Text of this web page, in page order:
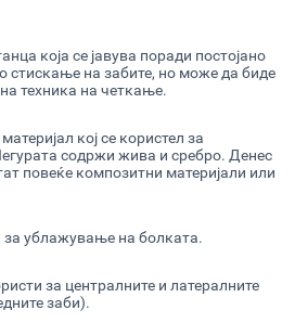
која се јавува поради постојано
стискање на забите, но може да биде
техника на четкање.
кој се користел за
содржи жива и сребро. Денес
повеќе композитни материјали или
ублажување на болката.
за централните и латералните
заби).